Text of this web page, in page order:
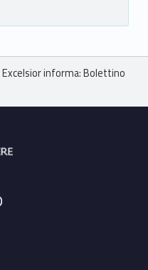
Excelsior informa: Bolettino